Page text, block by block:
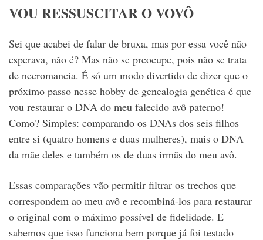
VOU RESSUSCITAR O VOVÔ
Sei que acabei de falar de bruxa, mas por essa você não
esperava, não é? Mas não se preocupe, pois não se trata
de necromancia. É só um modo divertido de dizer que o
próximo passo nesse hobby de genealogia genética é que
vou restaurar o DNA do meu falecido avô paterno!
Como? Simples: comparando os DNAs dos seis filhos
entre si (quatro homens e duas mulheres), mais o DNA
da mãe deles e também os de duas irmãs do meu avô.
Essas comparações vão permitir filtrar os trechos que
correspondem ao meu avô e recombiná-los para restaurar
o original com o máximo possível de fidelidade. E
sabemos que isso funciona bem porque já foi testado